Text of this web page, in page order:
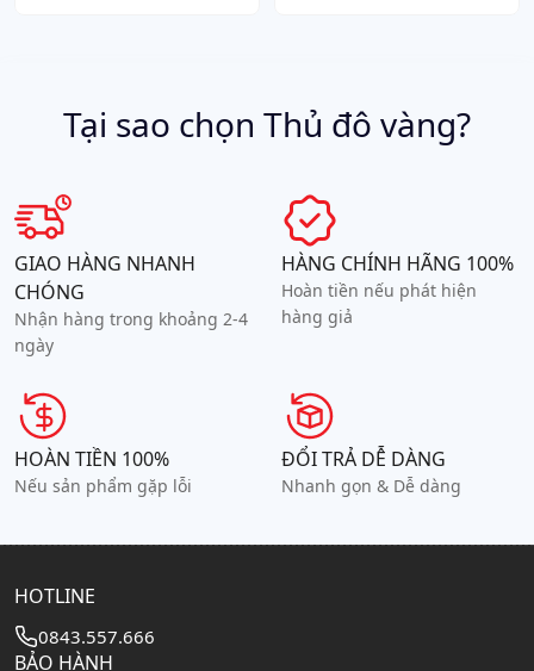
Tại sao chọn Thủ đô vàng?
GIAO HÀNG NHANH
CHÓNG
Nhận hàng trong khoảng 2-4
ngày
HÀNG CHÍNH HÃNG 100%
Hoàn tiền nếu phát hiện
hàng giả
HOÀN TIỀN 100%
Nếu sản phẩm gặp lỗi
ĐỔI TRẢ DỄ DÀNG
Nhanh gọn & Dễ dàng
HOTLINE
0843.557.666
BẢO HÀNH